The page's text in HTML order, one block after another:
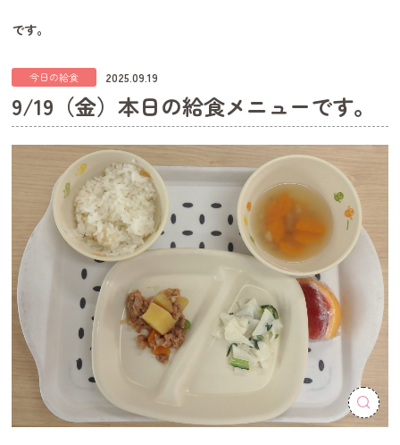
です。
今日の給食 2025.09.19
9/19（金）本日の給食メニューです。